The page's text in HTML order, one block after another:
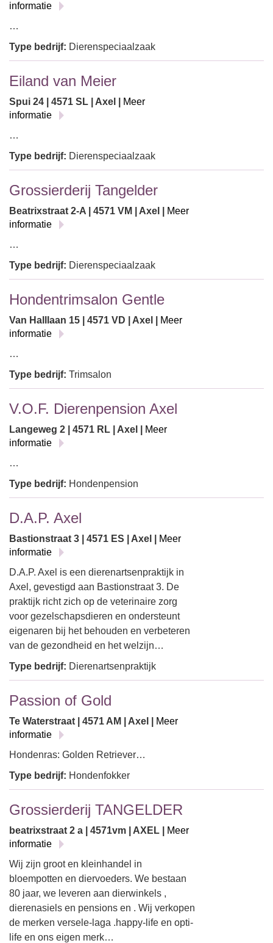
informatie
…
Type bedrijf: Dierenspeciaalzaak
Eiland van Meier
Spui 24 | 4571 SL | Axel |
Meer
informatie
…
Type bedrijf: Dierenspeciaalzaak
Grossierderij Tangelder
Beatrixstraat 2-A | 4571 VM | Axel |
Meer
informatie
…
Type bedrijf: Dierenspeciaalzaak
Hondentrimsalon Gentle
Van Halllaan 15 | 4571 VD | Axel |
Meer
informatie
…
Type bedrijf: Trimsalon
V.O.F. Dierenpension Axel
Langeweg 2 | 4571 RL | Axel |
Meer
informatie
…
Type bedrijf: Hondenpension
D.A.P. Axel
Bastionstraat 3 | 4571 ES | Axel |
Meer
informatie
D.A.P. Axel is een dierenartsenpraktijk in
Axel, gevestigd aan Bastionstraat 3. De
praktijk richt zich op de veterinaire zorg
voor gezelschapsdieren en ondersteunt
eigenaren bij het behouden en verbeteren
van de gezondheid en het welzijn…
Type bedrijf: Dierenartsenpraktijk
Passion of Gold
Te Waterstraat | 4571 AM | Axel |
Meer
informatie
Hondenras: Golden Retriever…
Type bedrijf: Hondenfokker
Grossierderij TANGELDER
beatrixstraat 2 a | 4571vm | AXEL |
Meer
informatie
Wij zijn groot en kleinhandel in
bloempotten en diervoeders. We bestaan
80 jaar, we leveren aan dierwinkels ,
dierenasiels en pensions en . Wij verkopen
de merken versele-laga .happy-life en opti-
life en ons eigen merk…